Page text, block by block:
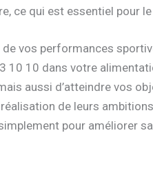
ce qui est essentiel pour
de vos performances
10 10 dans votre
aussi d’atteindre vos
de leurs
pour améliorer